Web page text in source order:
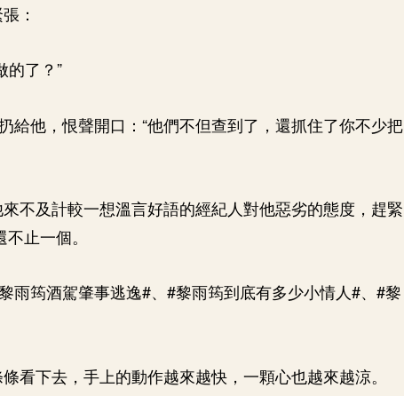
：
的了？”
給他，恨聲開口：“他們不但查到了，還抓住了你不少把
不及計較一想溫言好語的經紀人對他惡劣的態度，趕緊
止一個。
雨筠酒駕肇事逃逸#、#黎雨筠到底有多少小情人#、#黎
看下去，手上的動作越來越快，一顆心也越來越涼。